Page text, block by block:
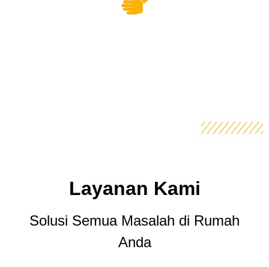
Layanan Kami
Solusi Semua Masalah di Rumah
Anda